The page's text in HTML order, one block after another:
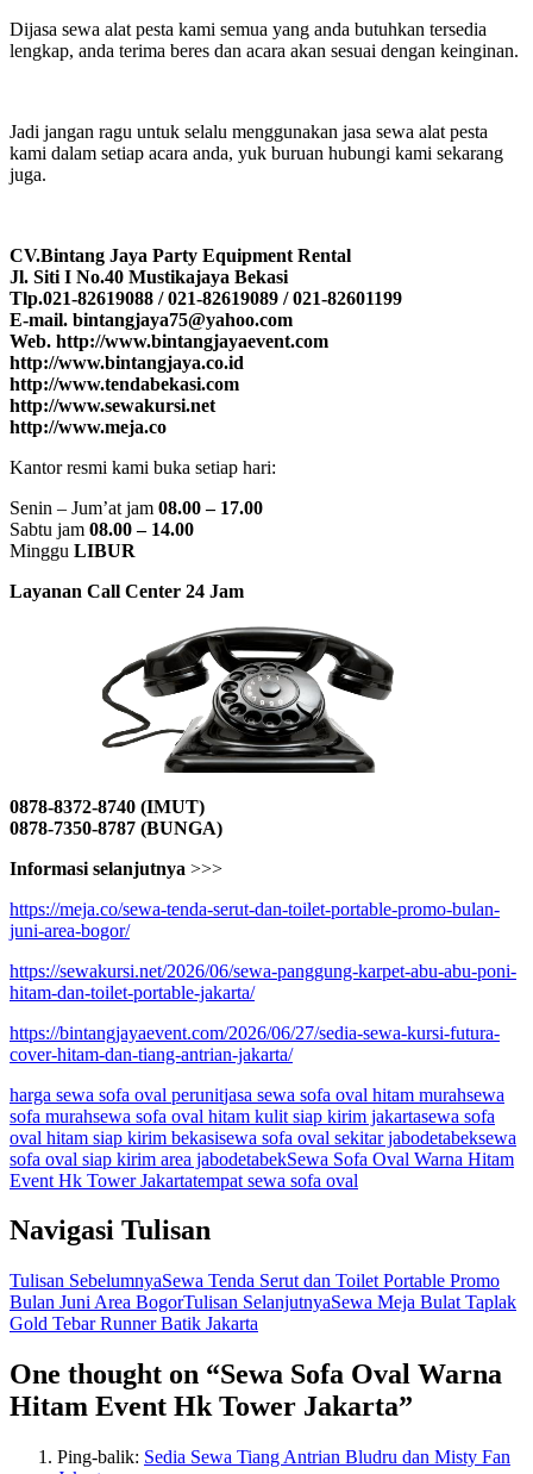
Dijasa sewa alat pesta kami semua yang anda butuhkan tersedia
lengkap, anda terima beres dan acara akan sesuai dengan keinginan.
Jadi jangan ragu untuk selalu menggunakan jasa sewa alat pesta
kami dalam setiap acara anda, yuk buruan hubungi kami sekarang
juga.
CV.Bintang Jaya Party Equipment Rental
Jl. Siti I No.40 Mustikajaya Bekasi
Tlp.021-82619088 / 021-82619089 / 021-82601199
E-mail. bintangjaya75@yahoo.com
Web. http://www.bintangjayaevent.com
http://www.bintangjaya.co.id
http://www.tendabekasi.com
http://www.sewakursi.net
http://www.meja.co
Kantor resmi kami buka setiap hari:
Senin – Jum’at jam 08.00 – 17.00
Sabtu jam 08.00 – 14.00
Minggu LIBUR
Layanan Call Center 24 Jam
0878-8372-8740 (IMUT)
0878-7350-8787 (BUNGA)
Informasi selanjutnya >>>
https://meja.co/sewa-tenda-serut-dan-toilet-portable-promo-bulan-
juni-area-bogor/
https://sewakursi.net/2026/06/sewa-panggung-karpet-abu-abu-poni-
hitam-dan-toilet-portable-jakarta/
https://bintangjayaevent.com/2026/06/27/sedia-sewa-kursi-futura-
cover-hitam-dan-tiang-antrian-jakarta/
harga sewa sofa oval perunitjasa sewa sofa oval hitam murahsewa
sofa murahsewa sofa oval hitam kulit siap kirim jakartasewa sofa
oval hitam siap kirim bekasisewa sofa oval sekitar jabodetabeksewa
sofa oval siap kirim area jabodetabekSewa Sofa Oval Warna Hitam
Event Hk Tower Jakartatempat sewa sofa oval
Navigasi Tulisan
Tulisan SebelumnyaSewa Tenda Serut dan Toilet Portable Promo
Bulan Juni Area BogorTulisan SelanjutnyaSewa Meja Bulat Taplak
Gold Tebar Runner Batik Jakarta
One thought on “Sewa Sofa Oval Warna
Hitam Event Hk Tower Jakarta”
Ping-balik: Sedia Sewa Tiang Antrian Bludru dan Misty Fan